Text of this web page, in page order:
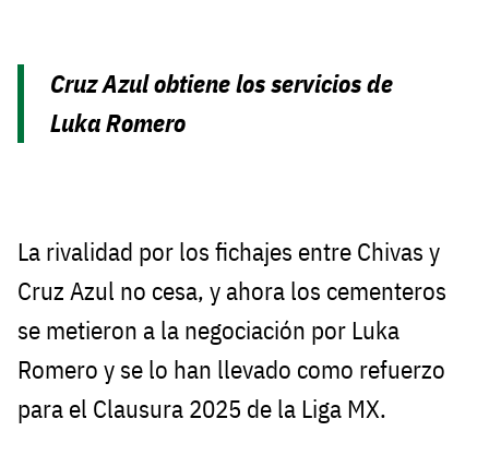
Cruz Azul obtiene los servicios de
Luka Romero
La rivalidad por los fichajes entre Chivas y
Cruz Azul no cesa, y ahora los cementeros
se metieron a la negociación por Luka
Romero y se lo han llevado como refuerzo
para el Clausura 2025 de la Liga MX.